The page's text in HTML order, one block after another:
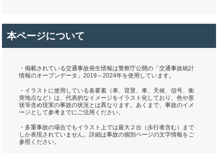
本ページについて
・掲載されている交通事故発生情報は警察庁公開の「交通事故統計
情報のオープンデータ」2019～2024年を使用しています。
・イラストに使用している各要素（車、背景、車、天候、信号、衝
突地点など）は、代表的なイメージをイラスト化しており、色や形
状等含め現実の事故の状況とは異なります。あくまで、事故のイメ
ージとして参考までにご活用ください。
・多重事故の場合でもイラスト上では最大２台（歩行者含む）まで
しか表現されていません。詳細は事故の個別ページの文字情報をご
参照ください。